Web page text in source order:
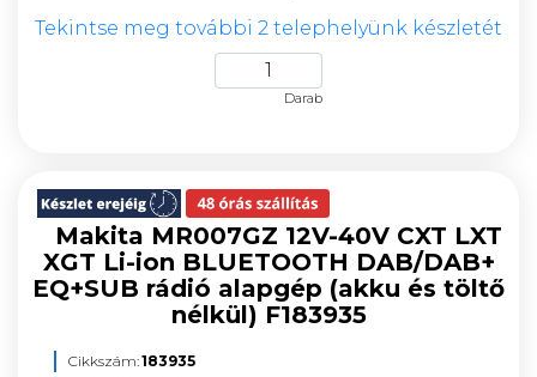
Tekintse meg további 2 telephelyünk készletét
Darab
Makita MR007GZ 12V-40V CXT LXT
XGT Li-ion BLUETOOTH DAB/DAB+
EQ+SUB rádió alapgép (akku és töltő
nélkül) F183935
Cikkszám:183935